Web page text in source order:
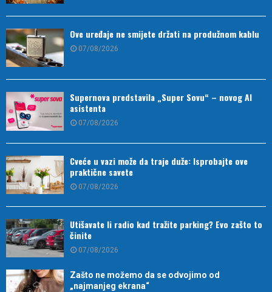
Ove uređaje ne smijete držati na produžnom kablu
07/08/2026
Supernova predstavila „Super Sovu“ – novog AI
asistenta
07/08/2026
Cveće u vazi može da traje duže: Isprobajte ove
praktične savete
07/08/2026
Utišavate li radio kad tražite parking? Evo zašto to
činite
07/08/2026
Zašto ne možemo da se odvojimo od
„najmanjeg ekrana“